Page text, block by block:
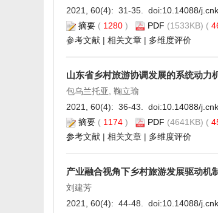
2021, 60(4): 31-35. doi:10.14088/
摘要 ( 1280 ) PDF (1533KB) (
参考文献 | 相关文章 | 多维度评价
山东省乡村旅游协调发展的系统动力
包乌兰托亚, 鞠立瑜
2021, 60(4): 36-43. doi:10.14088/
摘要 ( 1174 ) PDF (4641KB) (
参考文献 | 相关文章 | 多维度评价
产业融合视角下乡村旅游发展驱动机
刘建芳
2021, 60(4): 44-48. doi:10.14088/